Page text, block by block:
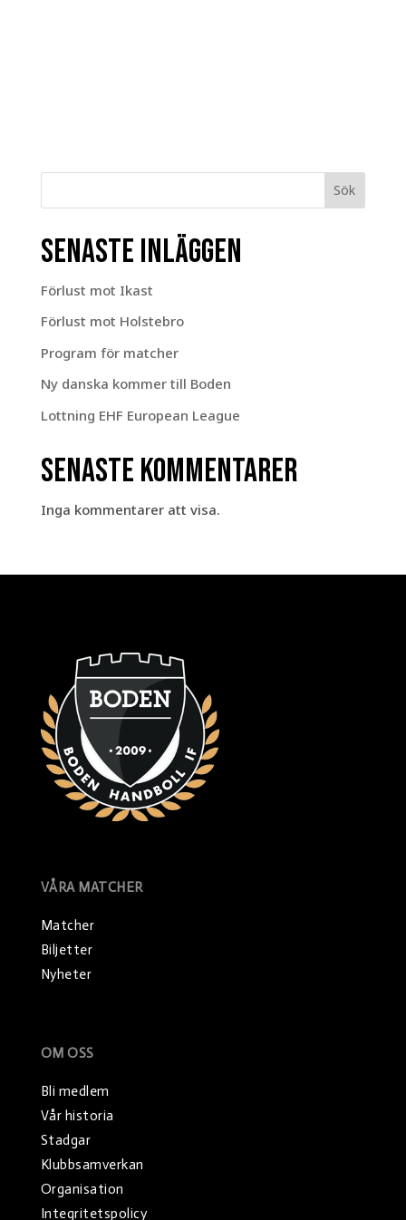
Sök
Senaste inläggen
Förlust mot Ikast
Förlust mot Holstebro
Program för matcher
Ny danska kommer till Boden
Lottning EHF European League
Senaste kommentarer
Inga kommentarer att visa.
VÅRA MATCHER
Matcher
Biljetter
Nyheter
OM OSS
Bli medlem
Vår historia
Stadgar
Klubbsamverkan
Organisation
Integritetspolicy